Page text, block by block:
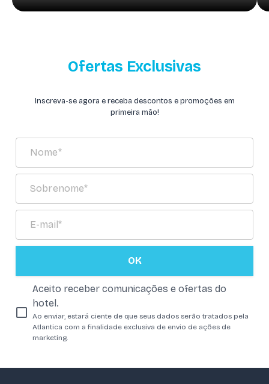
Ofertas Exclusivas
Inscreva-se agora e receba descontos e promoções em
primeira mão!
OK
Aceito receber comunicações e ofertas do
hotel.
Ao enviar, estará ciente de que seus dados serão tratados pela
Atlantica com a finalidade exclusiva de envio de ações de
marketing.